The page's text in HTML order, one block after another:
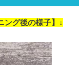
ング後の様子】↓